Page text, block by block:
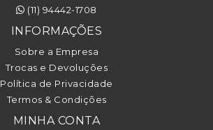
(11) 94442-1708
INFORMAÇÕES
Sobre a Empresa
Trocas e Devoluções
Política de Privacidade
Termos & Condições
MINHA CONTA